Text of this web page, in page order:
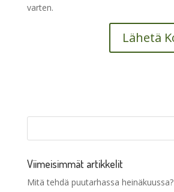
varten.
Viimeisimmät artikkelit
Mitä tehdä puutarhassa heinäkuussa?